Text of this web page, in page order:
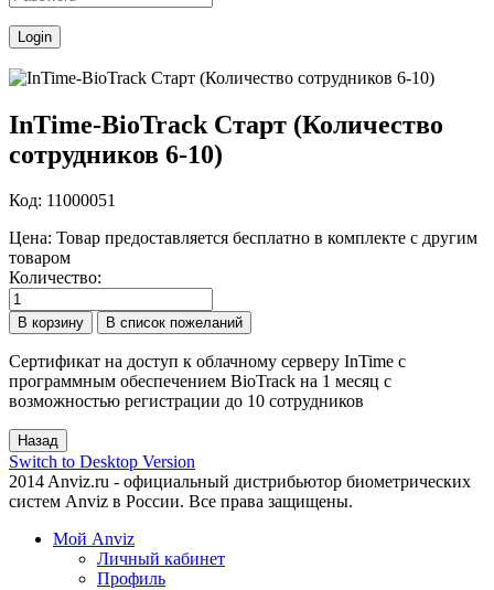
InTime-BioTrack Старт (Количество
сотрудников 6-10)
Код: 11000051
Цена: Товар предоставляется бесплатно в комплекте с другим
товаром
Количество:
Сертификат на доступ к облачному серверу InTime с
программным обеспечением BioTrack на 1 месяц с
возможностью регистрации до 10 сотрудников
Switch to Desktop Version
2014 Anviz.ru - официальный дистрибьютор биометрических
систем Anviz в России. Все права защищены.
Мой Anviz
Личный кабинет
Профиль